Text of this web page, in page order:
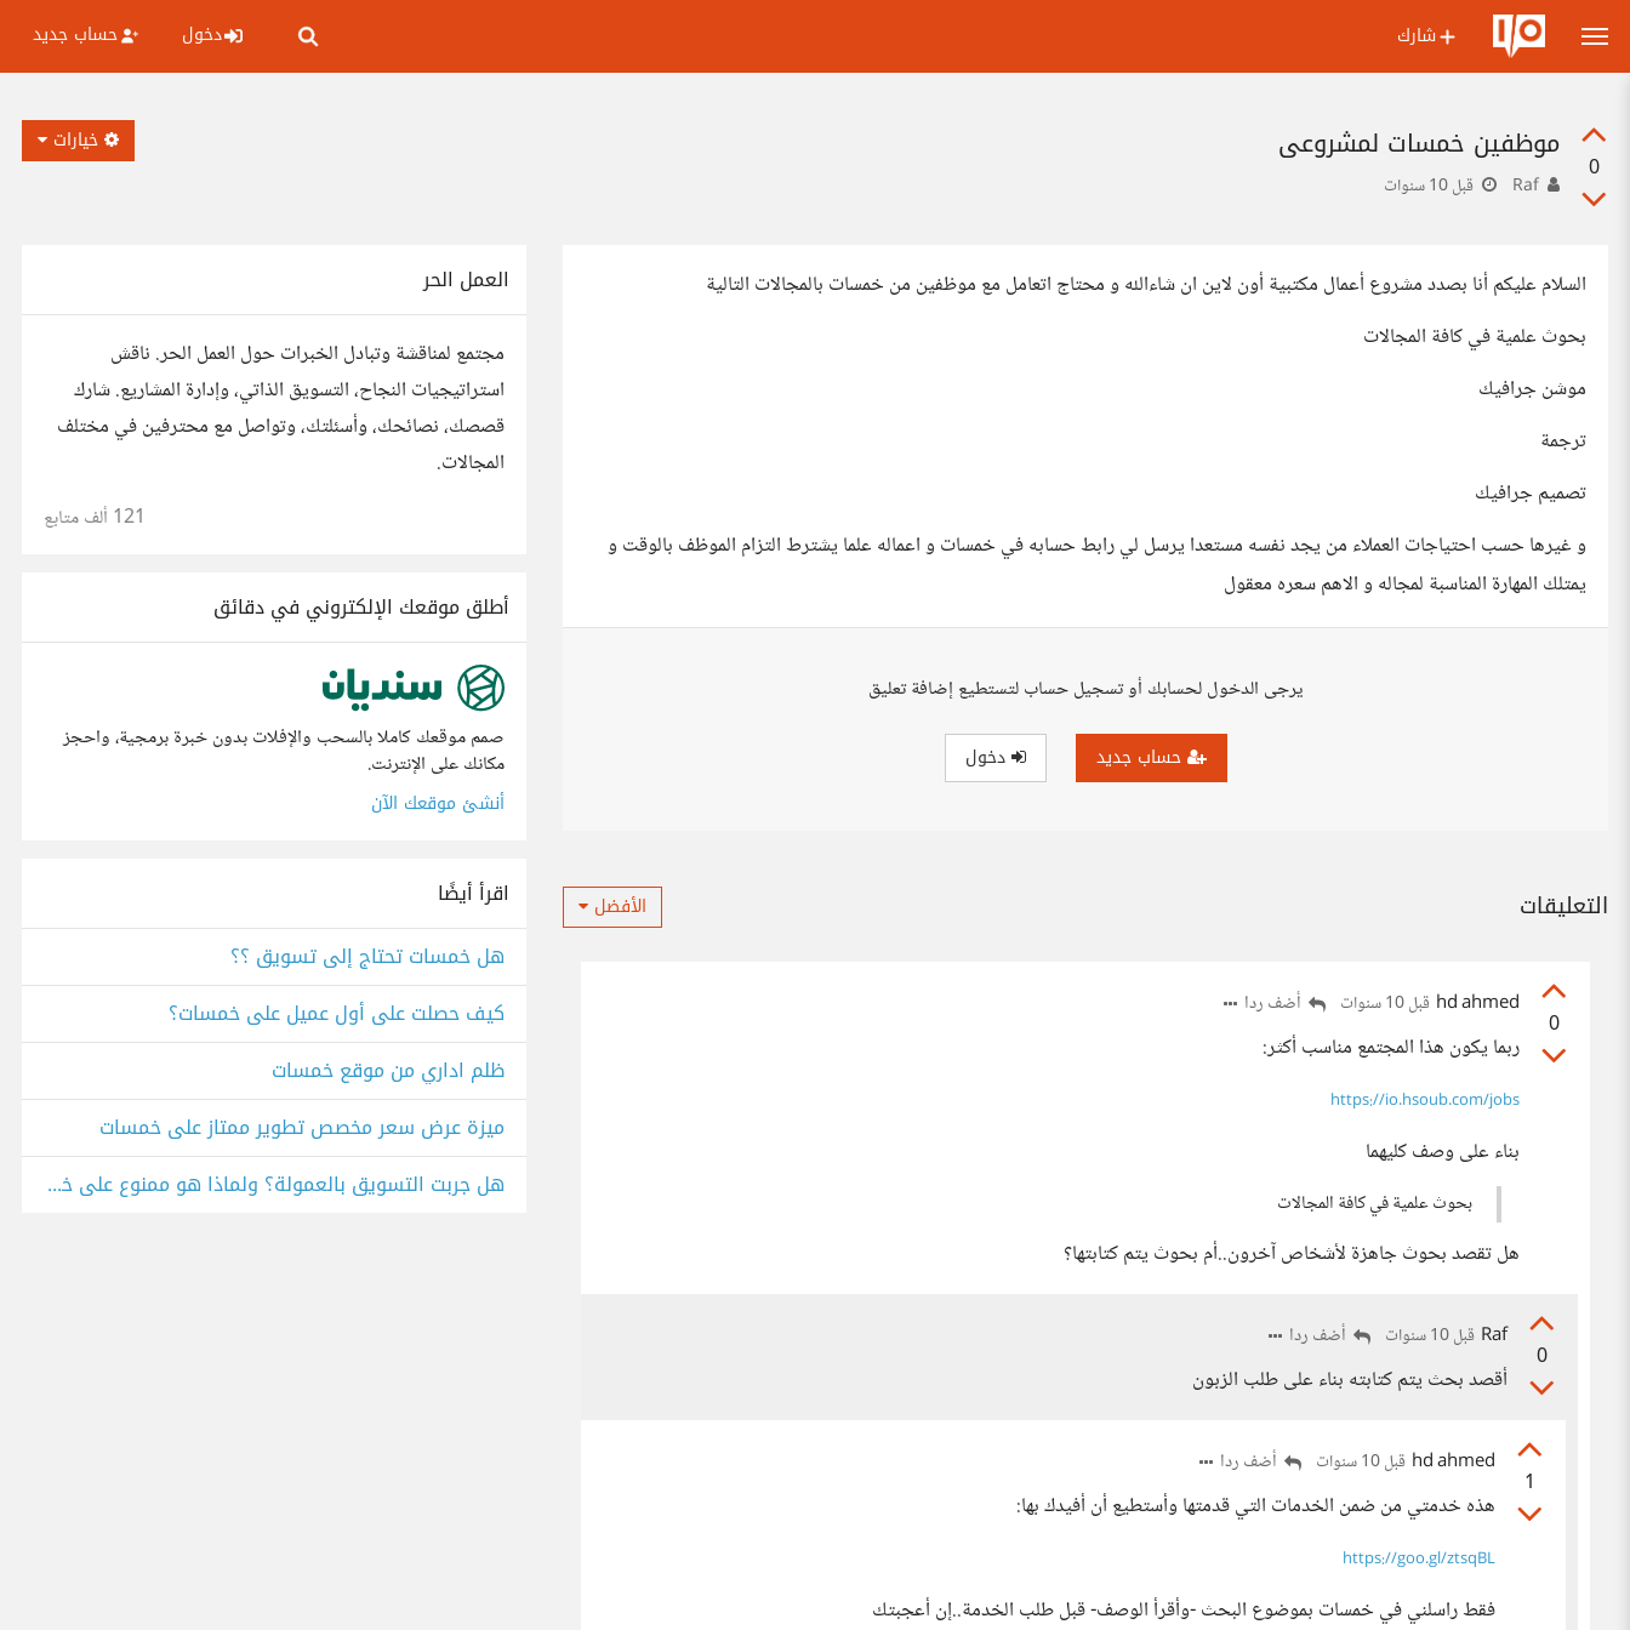
شارك دخول حساب جديد
0
موظفين خمسات لمشروعي
قبل 10 سنوات
خيارات
السلام عليكم أنا بصدد مشروع أعمال مكتبية أون لاين ان شاءالله و محتاج اتعامل مع موظفين من خمسات بالمجالات التالية
بحوث علمية في كافة المجالات
موشن جرافيك
ترجمة
تصميم جرافيك
و غيرها حسب احتياجات العملاء من يجد نفسه مستعدا يرسل لي رابط حسابه في خمسات و اعماله علما يشترط التزام الموظف بالوقت و
يمتلك المهارة المناسبة لمجاله و الاهم سعره معقول
يرجى الدخول لحسابك أو تسجيل حساب لتستطيع إضافة تعليق
حساب جديد دخول
التعليقات الأفضل
0
hd ahmed قبل 10 سنوات أضف ردا
ربما يكون هذا المجتمع مناسب أكثر:
https://io.hsoub.com/jobs
بناء على وصف كليهما
بحوث علمية في كافة المجالات
هل تقصد بحوث جاهزة لأشخاص آخرون..أم بحوث يتم كتابتها؟
0
Raf قبل 10 سنوات أضف ردا
أقصد بحث يتم كتابته بناء على طلب الزبون
1
hd ahmed قبل 10 سنوات أضف ردا
هذه خدمتي من ضمن الخدمات التي قدمتها وأستطيع أن أفيدك بها:
https://goo.gl/ztsqBL
فقط راسلني في خمسات بموضوع البحث -وأقرأ الوصف- قبل طلب الخدمة..إن أعجبتك
العمل الحر
مجتمع لمناقشة وتبادل الخبرات حول العمل الحر. ناقش
استراتيجيات النجاح، التسويق الذاتي، وإدارة المشاريع. شارك
قصصك، نصائحك، وأسئلتك، وتواصل مع محترفين في مختلف
المجالات.
121 ألف متابع
أطلق موقعك الإلكتروني في دقائق
صمم موقعك كاملا بالسحب والإفلات بدون خبرة برمجية، واحجز
مكانك على الإنترنت.
أنشئ موقعك الآن
اقرأ أيضًا
هل خمسات تحتاج إلى تسويق ؟؟
كيف حصلت على أول عميل على خمسات؟
ظلم اداري من موقع خمسات
ميزة عرض سعر مخصص تطوير ممتاز على خمسات
هل جربت التسويق بالعمولة؟ ولماذا هو ممنوع على خمسات؟